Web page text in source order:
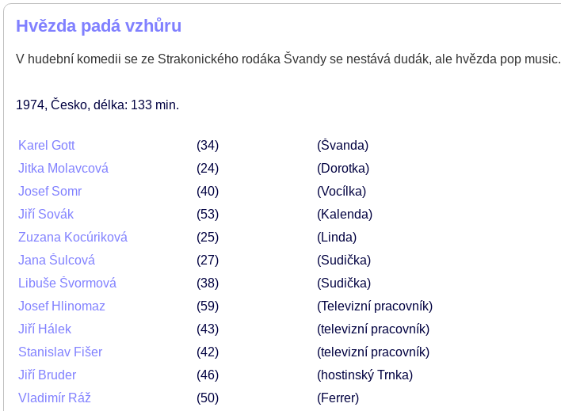
Hvězda padá vzhůru
V hudební komedii se ze Strakonického rodáka Švandy se nestává dudák, ale hvězda pop music.
1974 Česko délka: 133 min
Karel Gott 34
(Švanda)
Jitka Molavcová
24
(Dorotka)
Josef Somr
40
(Vocílka)
Jiří Sovák
53
(Kalenda)
Zuzana Kocúriková
25
(Linda)
Jana Šulcová
27
(Sudička)
Libuše Švormová
38
(Sudička)
Josef Hlinomaz
59
(Televizní pracovník)
Jiří Hálek
43
(televizní pracovník)
Stanislav Fišer
42
(televizní pracovník)
Jiří Bruder
46
(hostinský Trnka)
Vladimír Ráž
50
(Ferrer)